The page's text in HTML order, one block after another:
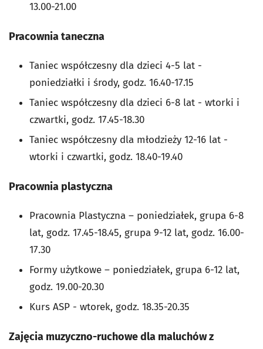
13.00-21.00
Pracownia taneczna
Taniec współczesny dla dzieci 4-5 lat -
poniedziałki i środy, godz. 16.40-17.15
Taniec współczesny dla dzieci 6-8 lat - wtorki i
czwartki, godz. 17.45-18.30
Taniec współczesny dla młodzieży 12-16 lat -
wtorki i czwartki, godz. 18.40-19.40
Pracownia plastyczna
Pracownia Plastyczna – poniedziałek, grupa 6-8
lat, godz. 17.45-18.45, grupa 9-12 lat, godz. 16.00-
17.30
Formy użytkowe – poniedziałek, grupa 6-12 lat,
godz. 19.00-20.30
Kurs ASP - wtorek, godz. 18.35-20.35
Zajęcia muzyczno-ruchowe dla maluchów z